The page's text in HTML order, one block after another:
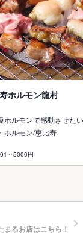
ホルモン龍村
ホルモンで感動させた
ホルモン/恵比寿
～5000円
るお店はこちら！